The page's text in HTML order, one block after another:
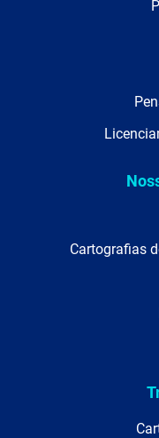
Cartografias